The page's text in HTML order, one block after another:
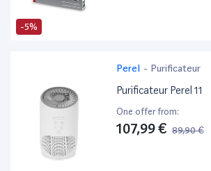
-5%
Perel - Purificateur
Purificateur Perel 11
One offer from:
107,99 € 89,90 €